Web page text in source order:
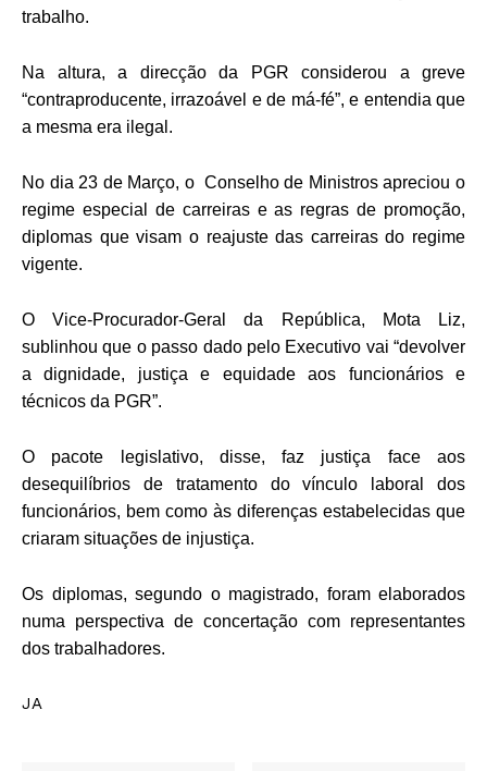
trabalho.
Na altura, a direcção da PGR considerou a greve
“contraproducente, irrazoável e de má-fé”, e entendia que
a mesma era ilegal.
No dia 23 de Março, o Conselho de Ministros apreciou o
regime especial de carreiras e as regras de promoção,
diplomas que visam o reajuste das carreiras do regime
vigente.
O Vice-Procurador-Geral da República, Mota Liz,
sublinhou que o passo dado pelo Executivo vai “devolver
a dignidade, justiça e equidade aos funcionários e
técnicos da PGR”.
O pacote legislativo, disse, faz justiça face aos
desequilíbrios de tratamento do vínculo laboral dos
funcionários, bem como às diferenças estabelecidas que
criaram situações de injustiça.
Os diplomas, segundo o magistrado, foram elaborados
numa perspectiva de concertação com representantes
dos trabalhadores.
JA